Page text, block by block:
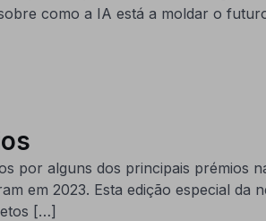
como a IA está a moldar o
por alguns dos principais prémios
em 2023. Esta edição especial
[…]